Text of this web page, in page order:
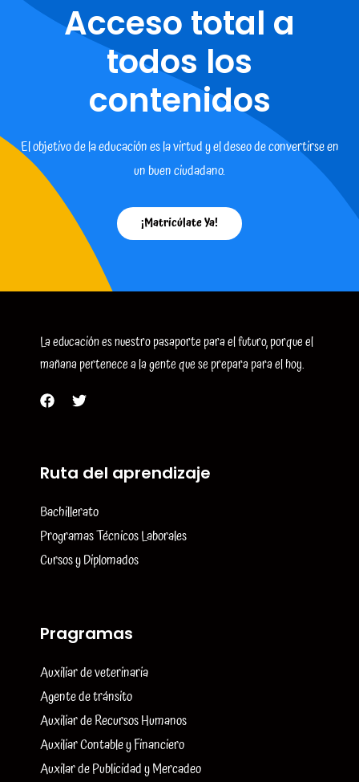
Acceso total a
todos los
contenidos
El objetivo de la educación es la virtud y el deseo de convertirse en
un buen ciudadano.
¡Matricúlate Ya!
La educación es nuestro pasaporte para el futuro, porque el
mañana pertenece a la gente que se prepara para el hoy.
Ruta del aprendizaje
Bachillerato
Programas Técnicos Laborales
Cursos y Diplomados
Pragramas
Auxiliar de veterinaria
Agente de tránsito
Auxiliar de Recursos Humanos
Auxiliar Contable y Financiero
Auxilar de Publicidad y Mercadeo